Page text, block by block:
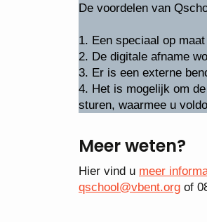
De voordelen van
1. Een speciaal op
2. De digitale afname
3. Er is een externe
4. Het is mogelijk om
sturen, waarmee u
Meer weten?
Hier vind u meer
qschool@vbent.org of